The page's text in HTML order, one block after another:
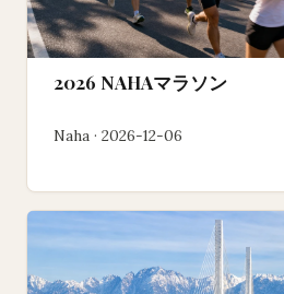
2026 NAHAマラソン
Naha · 2026-12-06